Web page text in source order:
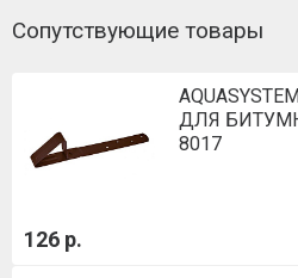
Сопутствующие товары
ДЛЯ
8017
126 р.